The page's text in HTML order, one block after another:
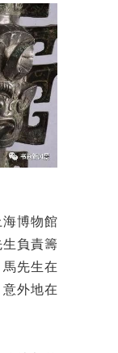
海博物館
負責籌
先生在
外地在